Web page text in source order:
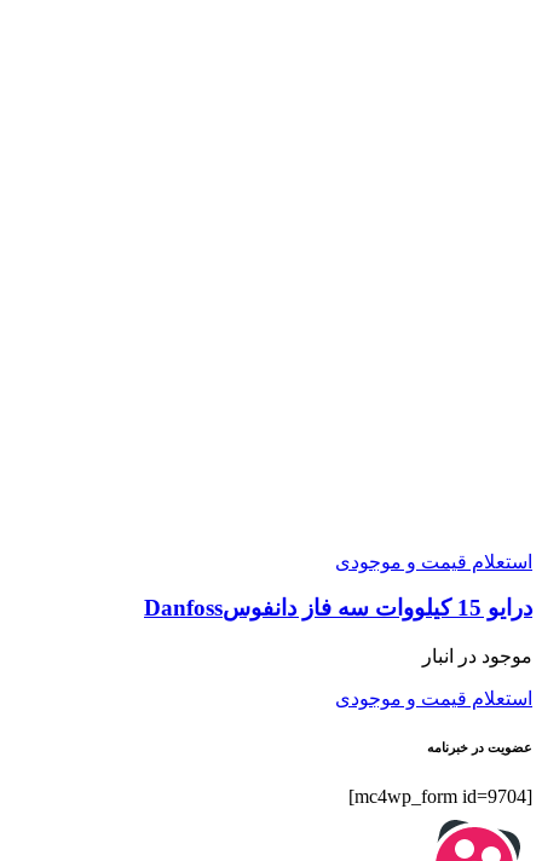
استعلام قیمت و موجودی
درایو 15 کیلووات سه فاز دانفوسDanfoss
موجود در انبار
استعلام قیمت و موجودی
عضویت در خبرنامه
[mc4wp_form id=9704]